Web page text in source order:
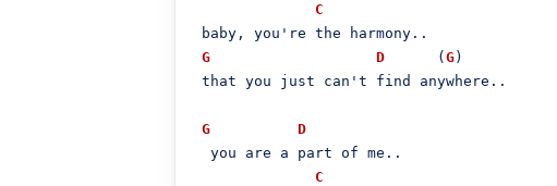
C
baby, you're the harmony..
G
D
      (
G)
that you just can't find anywhere..
G
D
  you are a part of me..
C